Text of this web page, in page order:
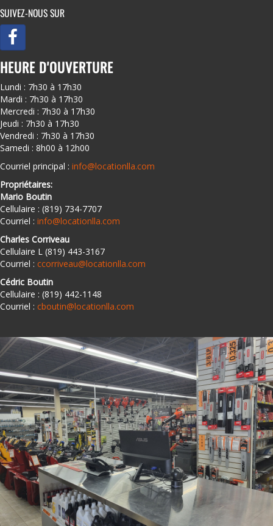
SUIVEZ-NOUS SUR
HEURE D'OUVERTURE
Lundi : 7h30 à 17h30
Mardi : 7h30 à 17h30
Mercredi : 7h30 à 17h30
Jeudi : 7h30 à 17h30
Vendredi : 7h30 à 17h30
Samedi : 8h00 à 12h00
Courriel principal : info@locationlla.com
Propriétaires:
Mario Boutin
Cellulaire : (819) 734-7707
Courriel : info@locationlla.com
Charles Corriveau
Cellulaire L (819) 443-3167
Courriel : ccorriveau@locationlla.com
Cédric Boutin
Cellulaire : (819) 442-1148
Courriel : cboutin@locationlla.com